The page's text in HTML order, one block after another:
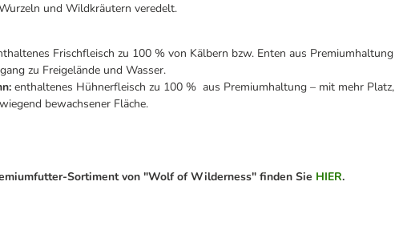
und Wildkräutern veredelt.
Frischfleisch zu 100 % von Kälbern bzw. Enten aus Premiumhaltung
zu Freigelände und Wasser.
enthaltenes Hühnerfleisch zu 100 % aus Premiumhaltung – mit mehr Platz,
bewachsener Fläche.
Sortiment von "Wolf of Wilderness" finden Sie HIER.